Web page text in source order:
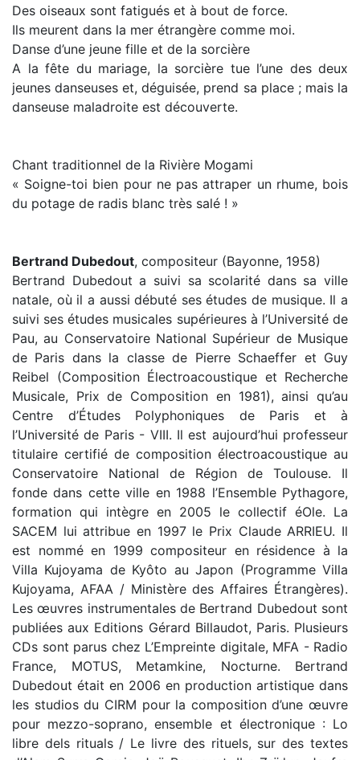
Des oiseaux sont fatigués et à bout de force.
Ils meurent dans la mer étrangère comme moi.
Danse d’une jeune fille et de la sorcière
A la fête du mariage, la sorcière tue l’une des deux
jeunes danseuses et, déguisée, prend sa place ; mais la
danseuse maladroite est découverte.
Chant traditionnel de la Rivière Mogami
« Soigne-toi bien pour ne pas attraper un rhume, bois
du potage de radis blanc très salé ! »
Bertrand Dubedout, compositeur (Bayonne, 1958)
Bertrand Dubedout a suivi sa scolarité dans sa ville
natale, où il a aussi débuté ses études de musique. Il a
suivi ses études musicales supérieures à l’Université de
Pau, au Conservatoire National Supérieur de Musique
de Paris dans la classe de Pierre Schaeffer et Guy
Reibel (Composition Électroacoustique et Recherche
Musicale, Prix de Composition en 1981), ainsi qu’au
Centre d’Études Polyphoniques de Paris et à
l’Université de Paris - VIII. Il est aujourd’hui professeur
titulaire certifié de composition électroacoustique au
Conservatoire National de Région de Toulouse. Il
fonde dans cette ville en 1988 l’Ensemble Pythagore,
formation qui intègre en 2005 le collectif éOle. La
SACEM lui attribue en 1997 le Prix Claude ARRIEU. Il
est nommé en 1999 compositeur en résidence à la
Villa Kujoyama de Kyôto au Japon (Programme Villa
Kujoyama, AFAA / Ministère des Affaires Étrangères).
Les œuvres instrumentales de Bertrand Dubedout sont
publiées aux Editions Gérard Billaudot, Paris. Plusieurs
CDs sont parus chez L’Empreinte digitale, MFA - Radio
France, MOTUS, Metamkine, Nocturne. Bertrand
Dubedout était en 2006 en production artistique dans
les studios du CIRM pour la composition d’une œuvre
pour mezzo-soprano, ensemble et électronique : Lo
libre dels rituals / Le livre des rituels, sur des textes